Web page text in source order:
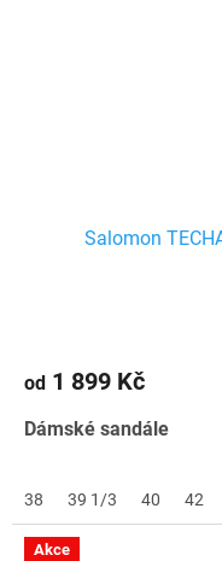
Salomon
od 1 899 Kč
Dámské sandále
38 39 1/3 40 42
Akce